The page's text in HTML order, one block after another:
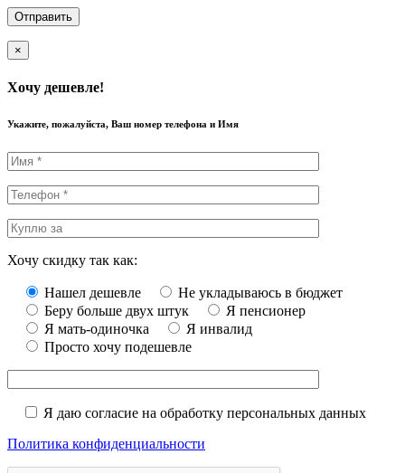
×
Хочу дешевле!
Укажите, пожалуйста, Ваш номер телефона и Имя
Хочу скидку так как:
Нашел дешевле
Не укладываюсь в бюджет
Беру больше двух штук
Я пенсионер
Я мать-одиночка
Я инвалид
Просто хочу подешевле
Я даю согласие на обработку персональных данных
Политика конфиденциальности